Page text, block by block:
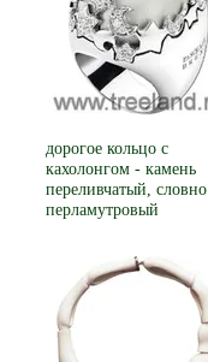
дорогое кольцо с
кахолонгом - камень
переливчатый, словно
перламутровый